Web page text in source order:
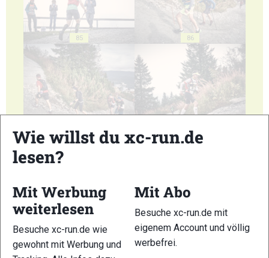
85 86
89 90
Wie willst du xc-run.de
lesen?
Mit Werbung
weiterlesen
Besuche xc-run.de wie
gewohnt mit Werbung und
Mit Abo
Besuche xc-run.de mit
eigenem Account und völlig
werbefrei.